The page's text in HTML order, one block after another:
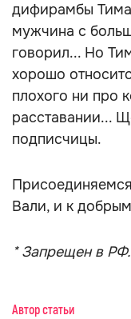
дифирамбы
мужчина с
говорил... Но
хорошо
плохого ни про
расставании...
подписчицы.
Вали, и к
* Запрещен в РФ.
Автор статьи